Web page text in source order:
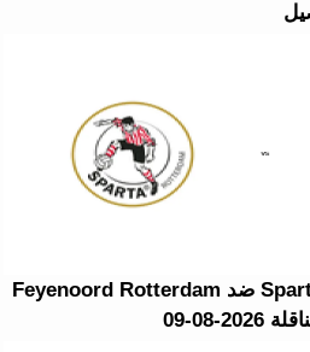
موعد مباراة Sparta Rotterdam ضد Feyenoord Rotterdam